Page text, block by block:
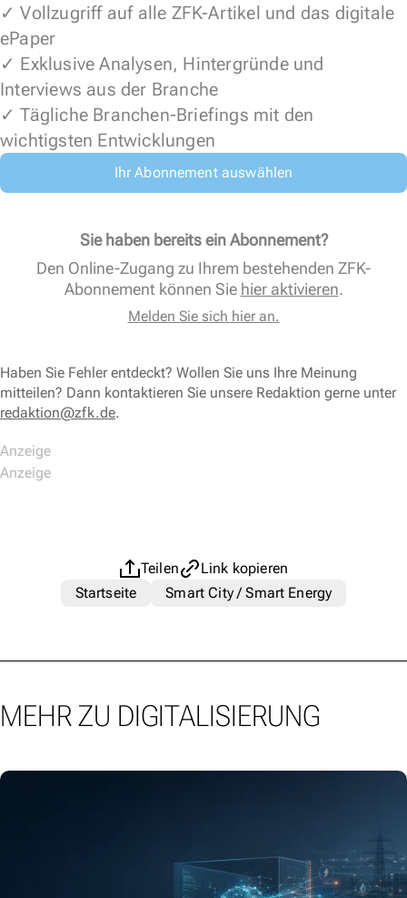
✓ Vollzugriff auf alle ZFK-Artikel und das digitale
ePaper
✓ Exklusive Analysen, Hintergründe und
Interviews aus der Branche
✓ Tägliche Branchen-Briefings mit den
wichtigsten Entwicklungen
Ihr Abonnement auswählen
Sie haben bereits ein Abonnement?
Den Online-Zugang zu Ihrem bestehenden ZFK-
Abonnement können Sie hier aktivieren.
Melden Sie sich hier an.
Haben Sie Fehler entdeckt? Wollen Sie uns Ihre Meinung
mitteilen? Dann kontaktieren Sie unsere Redaktion gerne unter
redaktion@zfk.de.
Teilen
Link kopieren
Startseite
Smart City / Smart Energy
MEHR ZU DIGITALISIERUNG